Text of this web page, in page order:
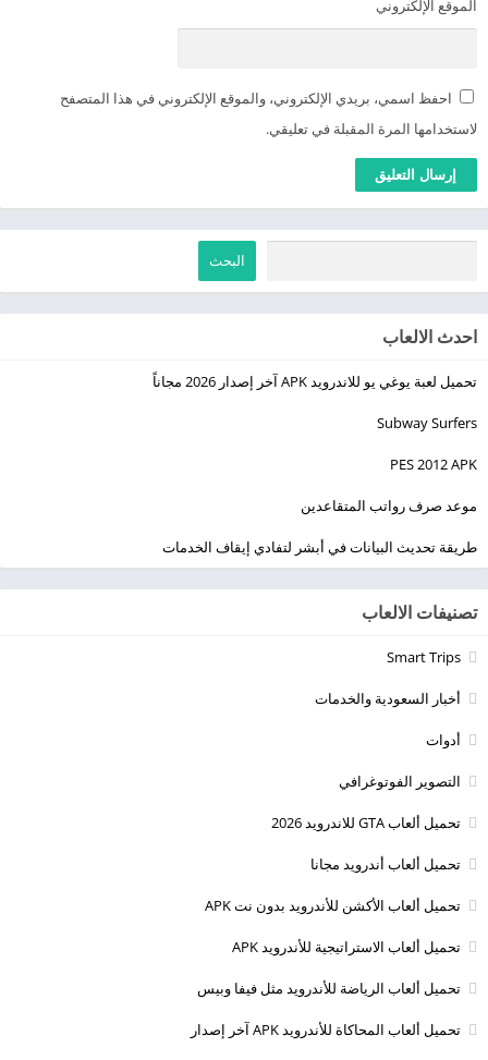
الموقع الإلكتروني
احفظ اسمي، بريدي الإلكتروني، والموقع الإلكتروني في هذا المتصفح
لاستخدامها المرة المقبلة في تعليقي.
البحث
احدث الالعاب
تحميل لعبة يوغي يو للاندرويد APK آخر إصدار 2026 مجاناً
Subway Surfers
PES 2012 APK
موعد صرف رواتب المتقاعدين
طريقة تحديث البيانات في أبشر لتفادي إيقاف الخدمات
تصنيفات الالعاب
Smart Trips
أخبار السعودية والخدمات
أدوات
التصوير الفوتوغرافي
تحميل ألعاب GTA للاندرويد 2026
تحميل ألعاب أندرويد مجانا
تحميل ألعاب الأكشن للأندرويد بدون نت APK
تحميل ألعاب الاستراتيجية للأندرويد APK
تحميل ألعاب الرياضة للأندرويد مثل فيفا وبيس
تحميل ألعاب المحاكاة للأندرويد APK آخر إصدار